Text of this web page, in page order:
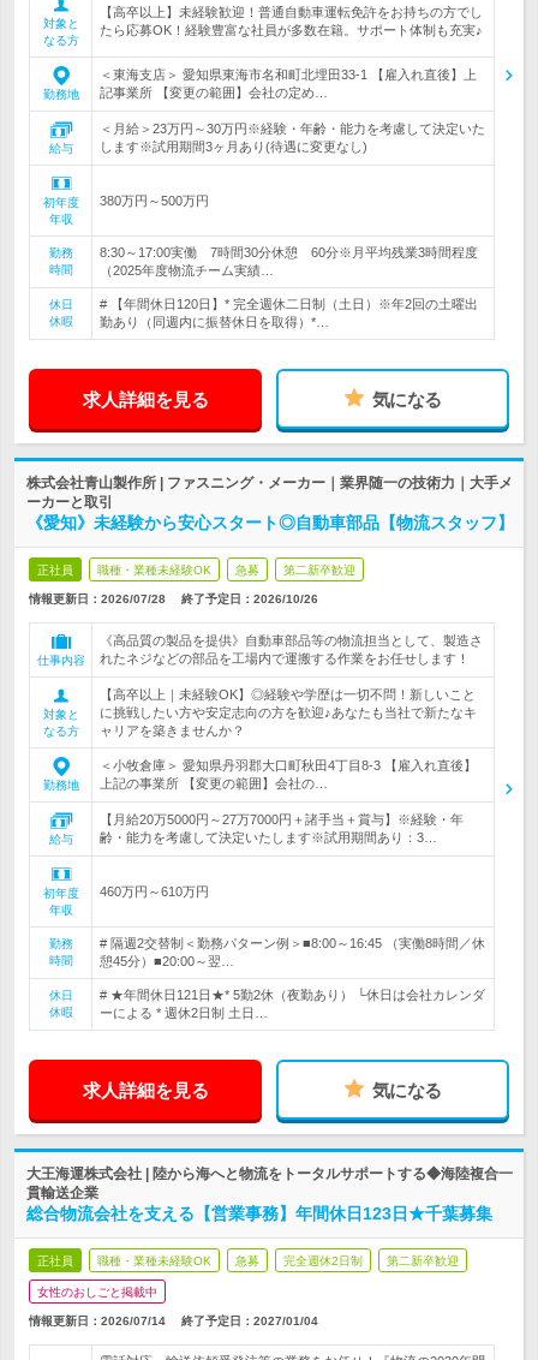
対象と
なる方
【高卒以上】未経験歓迎！普通自動車運転免許をお持ちの方でし
たら応募OK！経験豊富な社員が多数在籍。サポート体制も充実♪
勤務地
＜東海支店＞ 愛知県東海市名和町北埋田33-1 【雇入れ直後】上
記事業所 【変更の範囲】会社の定め…
給与
＜月給＞23万円～30万円※経験・年齢・能力を考慮して決定いた
します※試用期間3ヶ月あり(待遇に変更なし)
初年度
年収
380万円～500万円
勤務
時間
8:30～17:00実働 7時間30分休憩 60分※月平均残業3時間程度
（2025年度物流チーム実績…
休日
休暇
# 【年間休日120日】* 完全週休二日制（土日）※年2回の土曜出
勤あり（同週内に振替休日を取得）*…
求人詳細を見る 気になる
株式会社青山製作所 | ファスニング・メーカー｜業界随一の技術力｜大手メ
ーカーと取引
《愛知》未経験から安心スタート◎自動車部品【物流スタッフ】
正社員 職種・業種未経験OK 急募 第二新卒歓迎
情報更新日：2026/07/28 終了予定日： 2026/10/26
仕事内容
《高品質の製品を提供》自動車部品等の物流担当として、製造さ
れたネジなどの部品を工場内で運搬する作業をお任せします！
対象と
なる方
【高卒以上｜未経験OK】◎経験や学歴は一切不問！新しいこと
に挑戦したい方や安定志向の方を歓迎♪あなたも当社で新たなキ
ャリアを築きませんか？
勤務地
＜小牧倉庫＞ 愛知県丹羽郡大口町秋田4丁目8-3 【雇入れ直後】
上記の事業所 【変更の範囲】会社の…
給与
【月給20万5000円～27万7000円＋諸手当＋賞与】※経験・年
齢・能力を考慮して決定いたします※試用期間あり：3…
初年度
年収
460万円～610万円
勤務
時間
# 隔週2交替制＜勤務パターン例＞■8:00～16:45 （実働8時間／休
憩45分）■20:00～翌…
休日
休暇
# ★年間休日121日★* 5勤2休（夜勤あり） └休日は会社カレンダ
ーによる * 週休2日制 土日…
求人詳細を見る 気になる
大王海運株式会社 | 陸から海へと物流をトータルサポートする◆海陸複合一
貫輸送企業
総合物流会社を支える【営業事務】年間休日123日★千葉募集
正社員 職種・業種未経験OK 急募 完全週休2日制 第二新卒歓迎
女性のおしごと掲載中
情報更新日：2026/07/14 終了予定日： 2027/01/04